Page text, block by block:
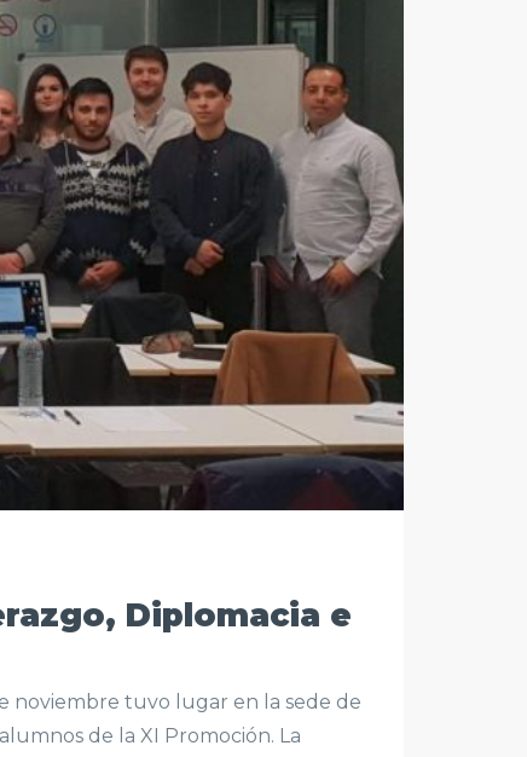
Diplomacia e
noviembre tuvo lugar en la sede de
de la XI Promoción. La